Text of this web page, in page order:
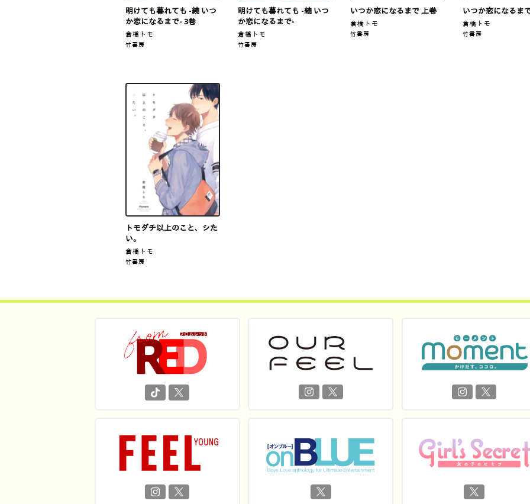
明けても暮れても -続 いつ
か恋になるまで- 3巻
倉橋トモ
竹書房
明けても暮れても -続 いつ
か恋になるまで-
倉橋トモ
竹書房
いつか恋になるまで 上巻
倉橋トモ
竹書房
いつか恋になるま
倉橋トモ
竹書房
トモダチ以上のこと、シた
い。
倉橋トモ
竹書房